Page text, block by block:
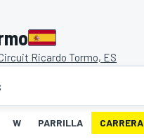
Ricardo Tormo, ES
W PARRILLA CARRERA